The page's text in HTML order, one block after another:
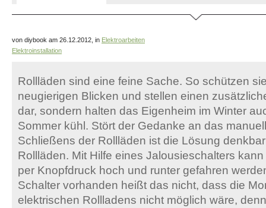
von diybook am 26.12.2012, in Elektroarbeiten
Elektroinstallation
Rollläden sind eine feine Sache. So schützen
neugierigen Blicken und stellen einen
dar, sondern halten das Eigenheim im Winter
Sommer kühl. Stört der Gedanke an das
Schließens der Rollläden ist die Lösung
Rollläden. Mit Hilfe eines Jalousieschalters
per Knopfdruck hoch und runter gefahren
Schalter vorhanden heißt das nicht, dass die
elektrischen Rollladens nicht möglich wäre,